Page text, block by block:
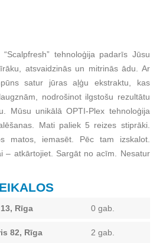
tehnoloģija padarīs Jūsu
atsvaidzinās un mitrinās ādu. Ar
satur jūras aļģu ekstraktu, kas
ām , nodrošinot ilgstošu rezultātu
Mūsu unikālā OPTI-Plex tehnoloģija
Mati paliek 5 reizes stiprāki.
matos, iemasēt. Pēc tam izskalot.
– atkārtojiet. Sargāt no acīm. Nesatur
Rīga 0 gab.
82, Rīga 2 gab.